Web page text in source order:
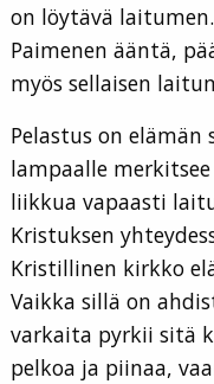
on löytävä
Paimenen ääntä,
myös sellaisen
Pelastus on
lampaalle
liikkua vapaasti
Kristuksen
Kristillinen kirkko
Vaikka sillä on
varkaita pyrkii sitä
pelkoa ja piinaa,